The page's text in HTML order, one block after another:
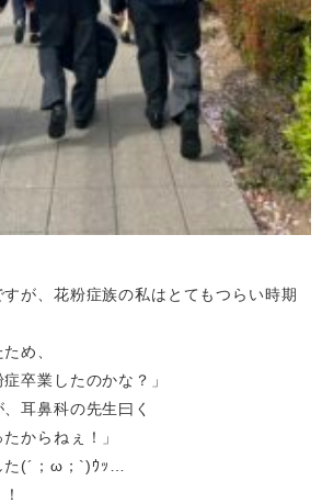
が、花粉症族の私はとてもつらい時期
め、
卒業したのかな？」
耳鼻科の先生曰く
からねぇ！」
た(´；ω；`)ｳｯ…